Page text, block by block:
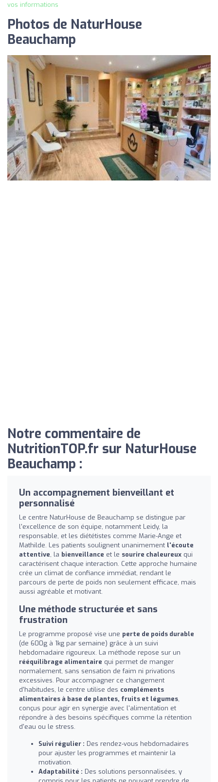
vos informations
Photos de NaturHouse
Beauchamp
Notre commentaire de
NutritionTOP.fr sur NaturHouse
Beauchamp :
Un accompagnement bienveillant et
personnalisé
Le centre NaturHouse de Beauchamp se distingue par
l'excellence de son équipe, notamment Leidy, la
responsable, et les diététistes comme Marie-Ange et
Mathilde. Les patients soulignent unanimement l'écoute
attentive, la bienveillance et le sourire chaleureux qui
caractérisent chaque interaction. Cette approche humaine
crée un climat de confiance immédiat, rendant le
parcours de perte de poids non seulement efficace, mais
aussi agréable et motivant.
Une méthode structurée et sans
frustration
Le programme proposé vise une perte de poids durable
(de 600g à 1kg par semaine) grâce à un suivi
hebdomadaire rigoureux. La méthode repose sur un
rééquilibrage alimentaire qui permet de manger
normalement, sans sensation de faim ni privations
excessives. Pour accompagner ce changement
d'habitudes, le centre utilise des compléments
alimentaires à base de plantes, fruits et légumes,
conçus pour agir en synergie avec l'alimentation et
répondre à des besoins spécifiques comme la rétention
d'eau ou le stress.
Suivi régulier : Des rendez-vous hebdomadaires
pour ajuster les programmes et maintenir la
motivation.
Adaptabilité : Des solutions personnalisées, y